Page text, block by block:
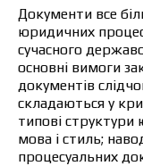
Документи все
юридичних
сучасного
основні вимоги
документів
складаються у
типові структури
мова і стиль;
процесуальних